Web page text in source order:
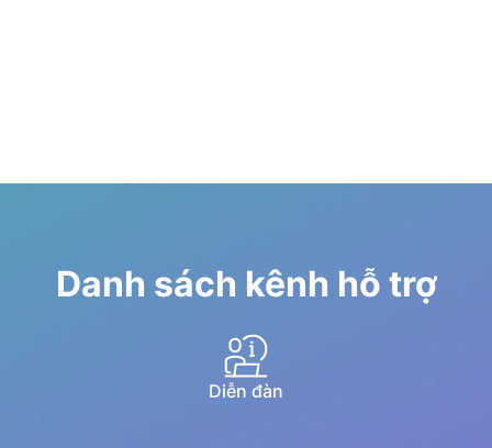
Danh sách kênh hỗ trợ
Diễn đàn